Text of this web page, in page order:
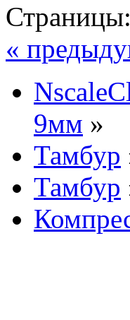
«
9мм »
Тамбур
Тамбур